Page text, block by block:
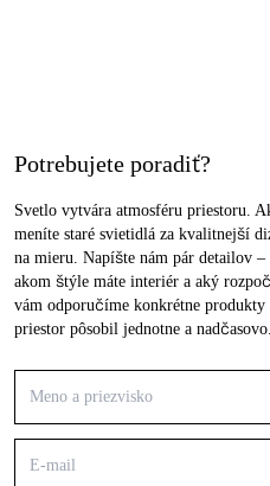
Potrebujete poradiť?
Svetlo vytvára atmosféru priestoru.
meníte staré svietidlá za kvalitnejší
na mieru. Napíšte nám pár detailov
akom štýle máte interiér a aký
vám odporučíme konkrétne
priestor pôsobil jednotne a nadčasovo.